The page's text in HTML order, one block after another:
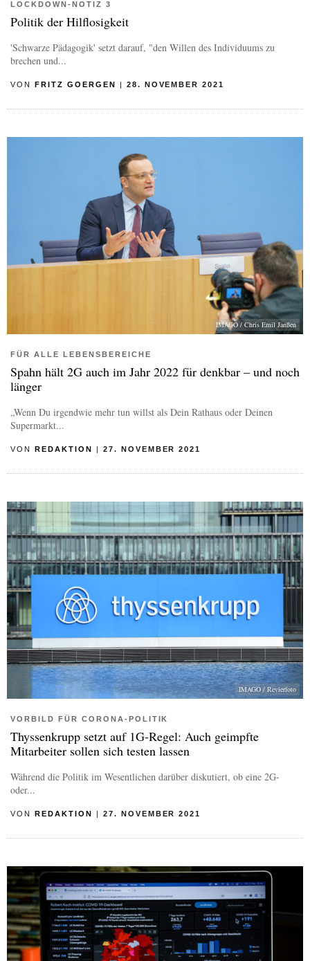
LOCKDOWN-NOTIZ 3
Politik der Hilflosigkeit
'Schwarze Pädagogik' setzt darauf, "den Willen des Individuums zu
brechen und...
VON FRITZ GOERGEN | 28. NOVEMBER 2021
IMAGO / Chris Emil Janßen
FÜR ALLE LEBENSBEREICHE
Spahn hält 2G auch im Jahr 2022 für denkbar – und noch
länger
„Wenn Du irgendwie mehr tun willst als Dein Rathaus oder Deinen
Supermarkt...
VON REDAKTION | 27. NOVEMBER 2021
IMAGO / Revierfoto
VORBILD FÜR CORONA-POLITIK
Thyssenkrupp setzt auf 1G-Regel: Auch geimpfte
Mitarbeiter sollen sich testen lassen
Während die Politik im Wesentlichen darüber diskutiert, ob eine 2G-
oder...
VON REDAKTION 27. NOVEMBER 2021